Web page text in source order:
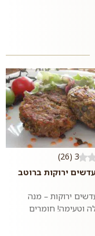
3 (26)
ירוקות ברוטב
ירוקות – מנה
וטעימה! חומרים